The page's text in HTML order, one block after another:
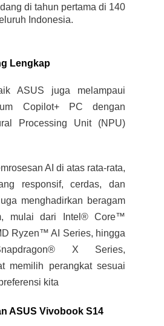
di tahun pertama di 140
Indonesia.
Lengkap
ASUS juga melampaui
Copilot+ PC dengan
Processing Unit (NPU)
AI di atas rata-rata,
responsif, cerdas, dan
menghadirkan beragam
mulai dari Intel® Core™
Ryzen™ AI Series, hingga
X Series,
memilih perangkat sesuai
kita
ASUS Vivobook S14